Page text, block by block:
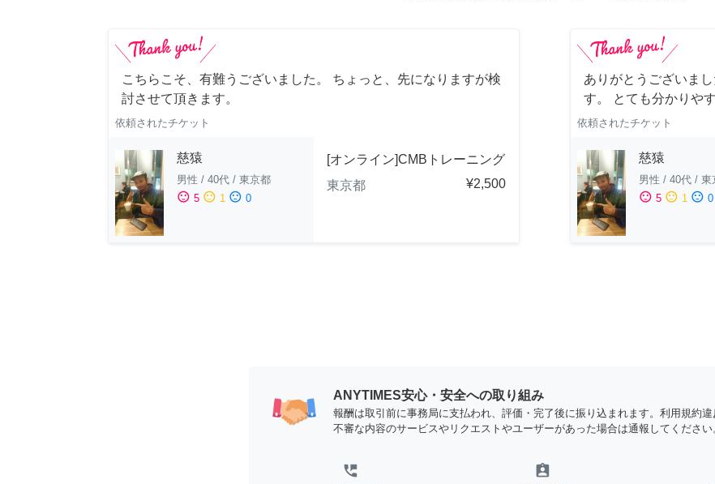
こちらこそ、有難うございました。 ちょっと、先になりますが検
討させて頂きます。
依頼されたチケット
慈猿
男性 / 40代 / 東京都
sentiment_satisfied 5 sentiment_neutral 1 sentiment_dissatisfied 0
[オンライン]CMBトレーニング
東京都
¥2,500
ありがとうございま
す。 とても分かりや
依頼されたチケット
慈猿
男性 / 40代 / 東
sentiment_satisfied 5 sentiment_neutral 1 sentiment_dissatisfied 0
ANYTIMES安心・安全への取り組み
報酬は取引前に事務局に支払われ、評価・完了後に振り込まれます。利用規約
不審な内容のサービスやリクエストやユーザーがあった場合は通報してください
perm_phone_msg assignment_ind